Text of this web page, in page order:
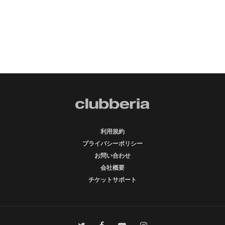
利用規約
プライバシーポリシー
お問い合わせ
会社概要
チケットサポート